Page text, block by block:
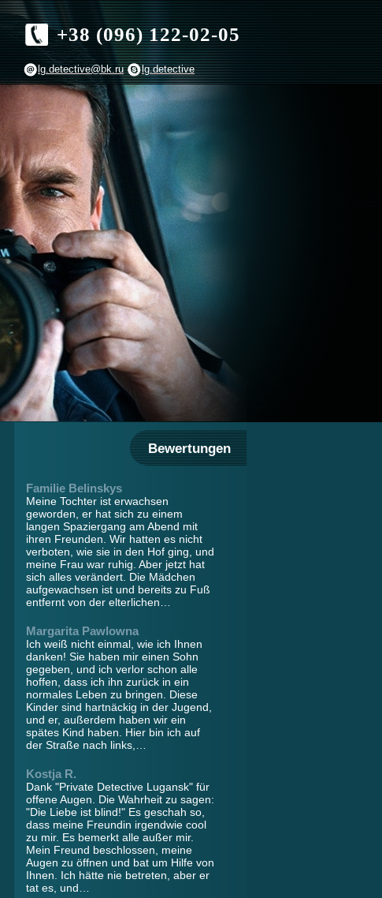
+38 (096) 122-02-05
lg.detective@bk.ru lg.detective
Bewertungen
Familie Belinskys
Meine Tochter ist erwachsen
geworden, er hat sich zu einem
langen Spaziergang am Abend mit
ihren Freunden. Wir hatten es nicht
verboten, wie sie in den Hof ging, und
meine Frau war ruhig. Aber jetzt hat
sich alles verändert. Die Mädchen
aufgewachsen ist und bereits zu Fuß
entfernt von der elterlichen…
Margarita Pawlowna
Ich weiß nicht einmal, wie ich Ihnen
danken! Sie haben mir einen Sohn
gegeben, und ich verlor schon alle
hoffen, dass ich ihn zurück in ein
normales Leben zu bringen. Diese
Kinder sind hartnäckig in der Jugend,
und er, außerdem haben wir ein
spätes Kind haben. Hier bin ich auf
der Straße nach links,…
Kostja R.
Dank "Private Detective Lugansk" für
offene Augen. Die Wahrheit zu sagen:
"Die Liebe ist blind!" Es geschah so,
dass meine Freundin irgendwie cool
zu mir. Es bemerkt alle außer mir.
Mein Freund beschlossen, meine
Augen zu öffnen und bat um Hilfe von
Ihnen. Ich hätte nie betreten, aber er
tat es, und…